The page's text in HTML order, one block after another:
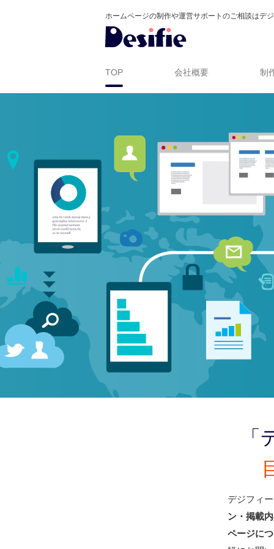
ホームページの制作や運営サポートのご相談はデ
TOP 会社概要 制
「
デジフィ
ン・掲載内
ページに